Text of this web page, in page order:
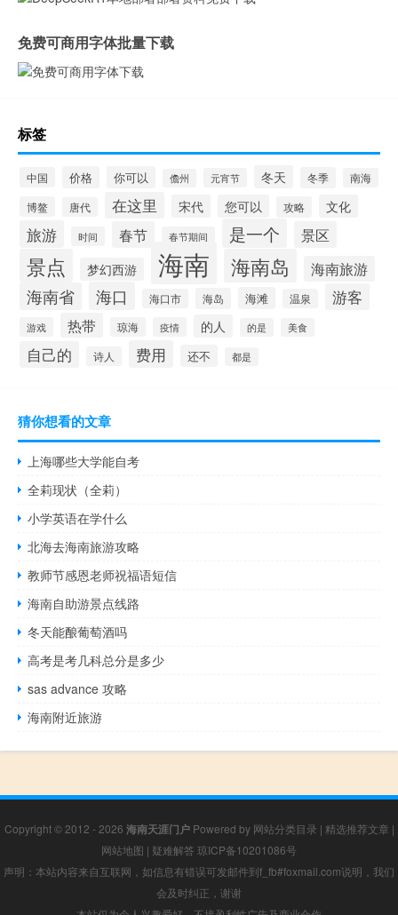
免费可商用字体批量下载
标签
中国 价格 你可以 儋州 元宵节 冬天 冬季 南海
博鳌 唐代 在这里 宋代 您可以 攻略 文化
旅游 时间 春节 春节期间 是一个 景区
景点 梦幻西游 海南 海南岛 海南旅游
海南省 海口 海口市 海岛 海滩 温泉 游客
游戏 热带 琼海 疫情 的人 的是 美食
自己的 诗人 费用 还不 都是
猜你想看的文章
上海哪些大学能自考
全莉现状（全莉）
小学英语在学什么
北海去海南旅游攻略
教师节感恩老师祝福语短信
海南自助游景点线路
冬天能酿葡萄酒吗
高考是考几科总分是多少
sas advance 攻略
海南附近旅游
Copyright © 2012 - 2026 海南天涯门户Powered by 网站分类目录 | 精选推荐文章 |
网站地图 | 疑难解答 琼ICP备10201086号
声明：本站内容来自互联网，如信息有错误可发邮件到f_fb#foxmail.com说明，我们
会及时纠正，谢谢